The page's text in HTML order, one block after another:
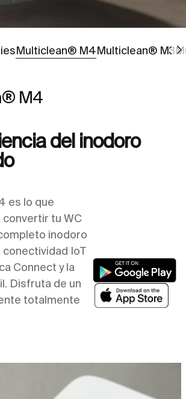
Multiclean® M4 Ir a
Multiclean® M3
M4
del inodoro
es lo que
tu WC
inodoro
IoT
Connect y la
Disfruta de un
totalmente